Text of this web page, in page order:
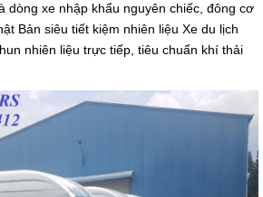
dòng xe nhập khẩu nguyên chiếc, đông cơ
Bản siêu tiết kiệm nhiên liệu Xe du lịch
nhiên liệu trực tiếp, tiêu chuẩn khí thải